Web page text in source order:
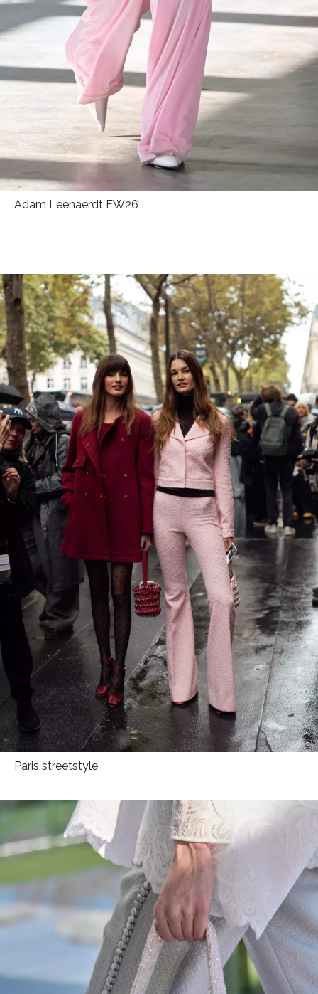
Adam Leenaerdt FW26
Paris streetstyle